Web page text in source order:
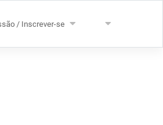
/ Inscrever-se